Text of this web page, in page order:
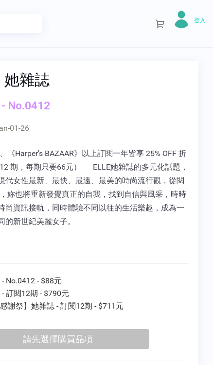
登入
她雜誌
No.0412
01-26
、《Harper's BAZAAR》以上訂閱一年皆享 25% OFF 折
期，每期只要66元） ELLE她雜誌的多元化話題，
代女性最新、最快、最遠、最美的時尚流行觀，從閱
妳也將重新發覺真正的自我，找到自信與風采，時時
尚資訊接軌，同時體驗不同以往的生活樂趣，成為一
的新世紀美麗女子。
No.0412 - $88元
訂閱12期 - $790元
感謝祭】她雜誌 - 訂閱12期 - $711元